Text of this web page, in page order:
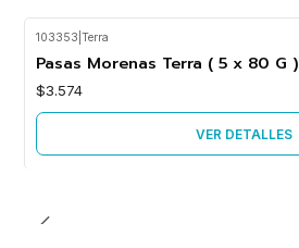
103353 Terra
Pasas Morenas Terra ( 5 x 80 G )
$3.574
VER DETALLES